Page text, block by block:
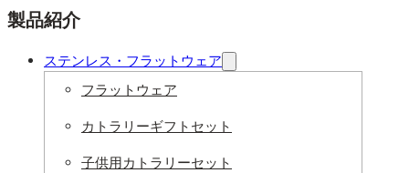
製品紹介
ステンレス・フラットウェア
フラットウェア
カトラリーギフトセット
子供用カトラリーセット